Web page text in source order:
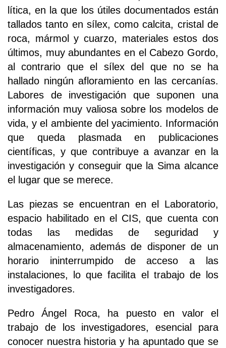
lítica, en la que los útiles documentados están
tallados tanto en sílex, como calcita, cristal de
roca, mármol y cuarzo, materiales estos dos
últimos, muy abundantes en el Cabezo Gordo,
al contrario que el sílex del que no se ha
hallado ningún afloramiento en las cercanías.
Labores de investigación que suponen una
información muy valiosa sobre los modelos de
vida, y el ambiente del yacimiento. Información
que queda plasmada en publicaciones
científicas, y que contribuye a avanzar en la
investigación y conseguir que la Sima alcance
el lugar que se merece.
Las piezas se encuentran en el Laboratorio,
espacio habilitado en el CIS, que cuenta con
todas las medidas de seguridad y
almacenamiento, además de disponer de un
horario ininterrumpido de acceso a las
instalaciones, lo que facilita el trabajo de los
investigadores.
Pedro Ángel Roca, ha puesto en valor el
trabajo de los investigadores, esencial para
conocer nuestra historia y ha apuntado que se